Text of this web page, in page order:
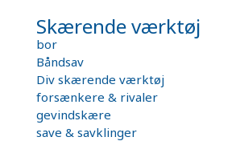
Skærende værktøj
bor
Båndsav
Div skærende værktøj
forsænkere & rivaler
gevindskære
save & savklinger